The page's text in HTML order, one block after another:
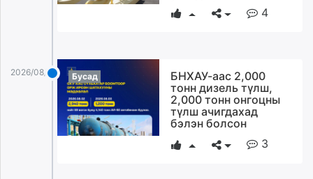
4
2026/08/04 Бусад
БНХАУ-аас 2,000
тонн дизель түлш,
2,000 тонн онгоцны
түлш ачигдахад
бэлэн болсон
3